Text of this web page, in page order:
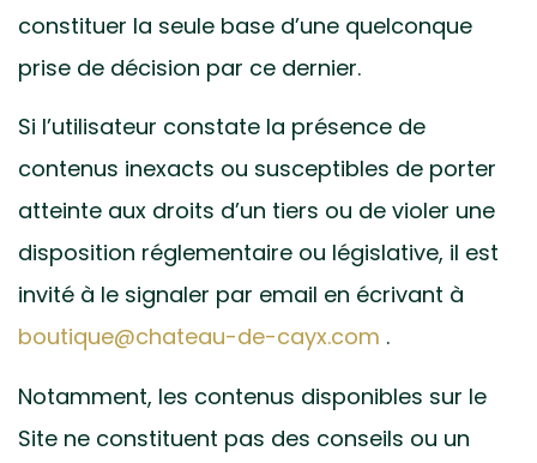
constituer la seule base d’une quelconque
prise de décision par ce dernier.
Si l’utilisateur constate la présence de
contenus inexacts ou susceptibles de porter
atteinte aux droits d’un tiers ou de violer une
disposition réglementaire ou législative, il est
invité à le signaler par email en écrivant à
boutique@chateau-de-cayx.com .
Notamment, les contenus disponibles sur le
Site ne constituent pas des conseils ou un